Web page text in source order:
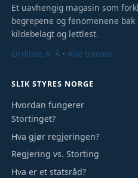
Et uavhengig magasin som
begrepene og fenomenene
kildebelagt og lettlest.
Ordliste A–Å ·Alle temaer
SLIK STYRES NORGE
Hvordan fungerer
Stortinget?
Hva gjør regjeringen?
Regjering vs. Storting
Hva er et statsråd?